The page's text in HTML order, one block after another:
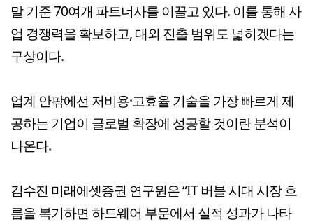
말 기준 70여개 파트너사를 이끌고 있다. 이를 통해 사
업 경쟁력을 확보하고, 대외 진출 범위도 넓히겠다는
구상이다.
업계 안팎에선 저비용·고효율 기술을 가장 빠르게 제
공하는 기업이 글로벌 확장에 성공할 것이란 분석이
나온다.
김수진 미래에셋증권 연구원은 “IT 버블 시대 시장 흐
름을 복기하면 하드웨어 부문에서 실적 성과가 나타